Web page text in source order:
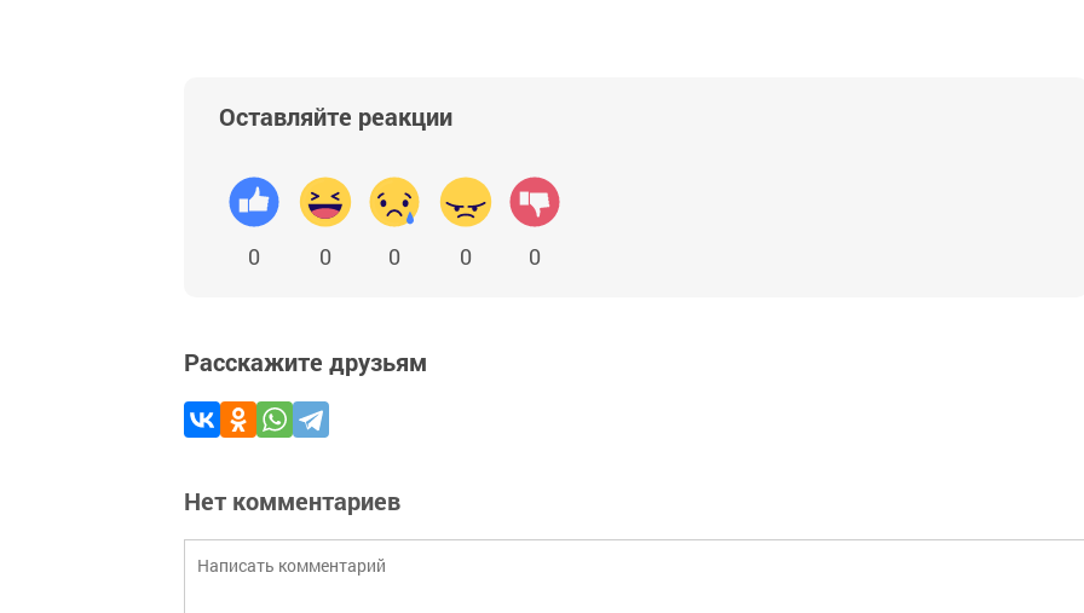
Оставляйте реакции
0 0 0 0 0
Расскажите друзьям
Нет комментариев